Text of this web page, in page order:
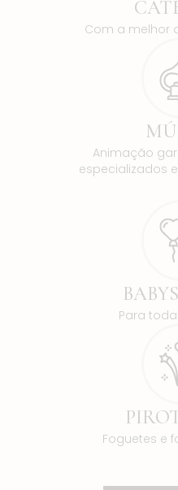
Com a melhor
Animação
especializados
Para
Foguetes e